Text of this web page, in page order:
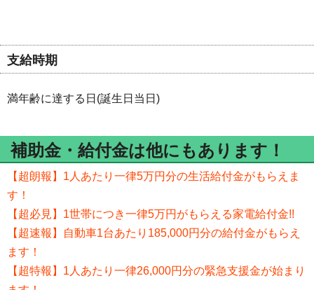
支給時期
満年齢に達する日(誕生日当日)
補助金・給付金は他にもあります！
【超朗報】1人あたり一律5万円分の生活給付金がもらえま
す！
【超必見】1世帯につき一律5万円がもらえる家電給付金!!
【超速報】自動車1台あたり185,000円分の給付金がもらえ
ます！
【超特報】1人あたり一律26,000円分の緊急支援金が始まり